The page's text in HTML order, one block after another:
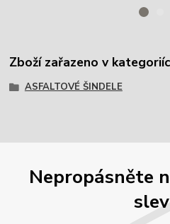
Zboží zařazeno v
ASFALTOVÉ ŠINDELE
Nepropásněte